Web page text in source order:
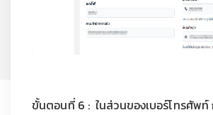
ขั้นตอนที่ 6 : ในส่วนของเบอร์โทรศัพ